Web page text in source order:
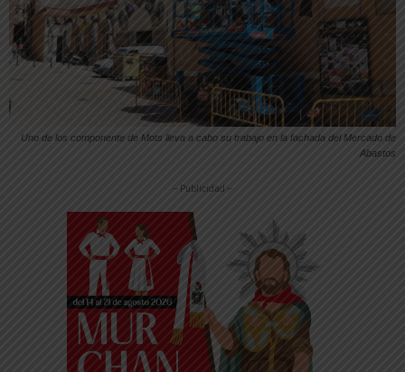
Uno de los componente de Mots lleva a cabo su trabajo en la fachada del Mercado de
Abastos
-- Publicidad --